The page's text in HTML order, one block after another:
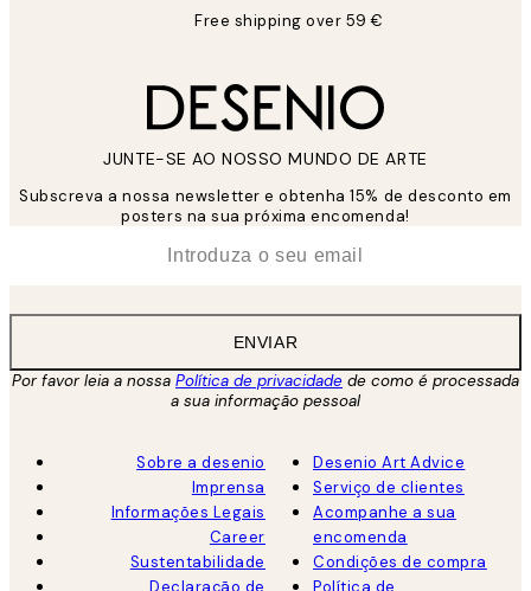
Free shipping over 59 €
JUNTE-SE AO NOSSO MUNDO DE ARTE
Subscreva a nossa newsletter e obtenha 15% de desconto em
posters na sua próxima encomenda!
ENVIAR
Por favor leia a nossa Política de privacidade de como é processada
a sua informação pessoal
Sobre a desenio
Imprensa
Informações Legais
Career
Sustentabilidade
Declaração de
Desenio Art Advice
Serviço de clientes
Acompanhe a sua
encomenda
Condições de compra
Política de